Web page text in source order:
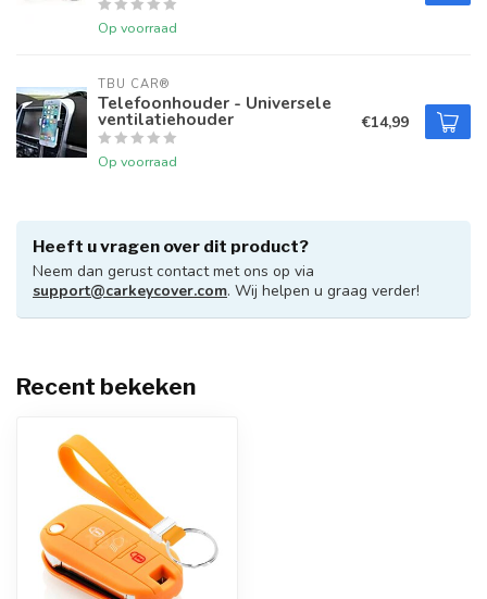
Op voorraad
TBU CAR®
Telefoonhouder - Universele
ventilatiehouder
Op voorraad
€14,99
Heeft u vragen over dit product?
Neem dan gerust contact met ons op via
support@carkeycover.com. Wij helpen u graag verder!
Recent bekeken